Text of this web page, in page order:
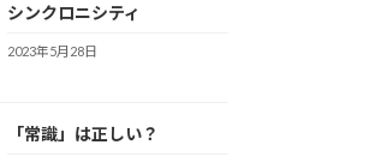
シンクロニシティ
2023年5月28日
「常識」は正しい？